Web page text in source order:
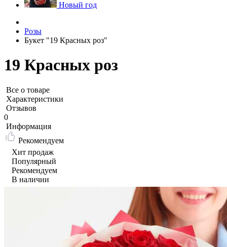
Новый год
Розы
Букет "19 Красных роз"
19 Красных роз
Все о товаре
Характеристики
Отзывов
0
Информация
Рекомендуем
Хит продаж
Популярный
Рекомендуем
В наличии